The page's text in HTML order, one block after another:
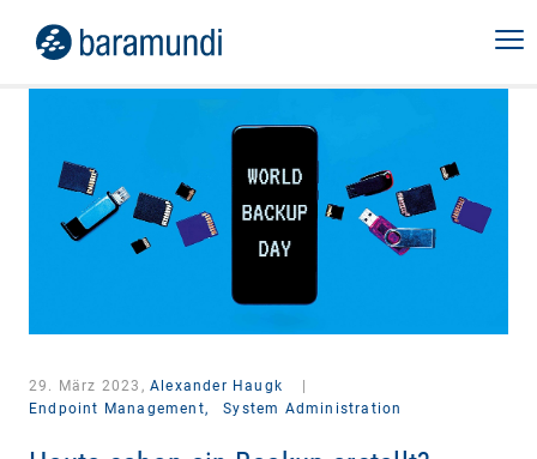
29. März 2023, Alexander Haugk
Endpoint Management,
System Administration